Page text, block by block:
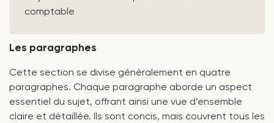
comptable
Les paragraphes
Cette section se divise généralement en quatre
paragraphes. Chaque paragraphe aborde un aspect
essentiel du sujet, offrant ainsi une vue d’ensemble
claire et détaillée. Ils sont concis, mais couvrent tous les